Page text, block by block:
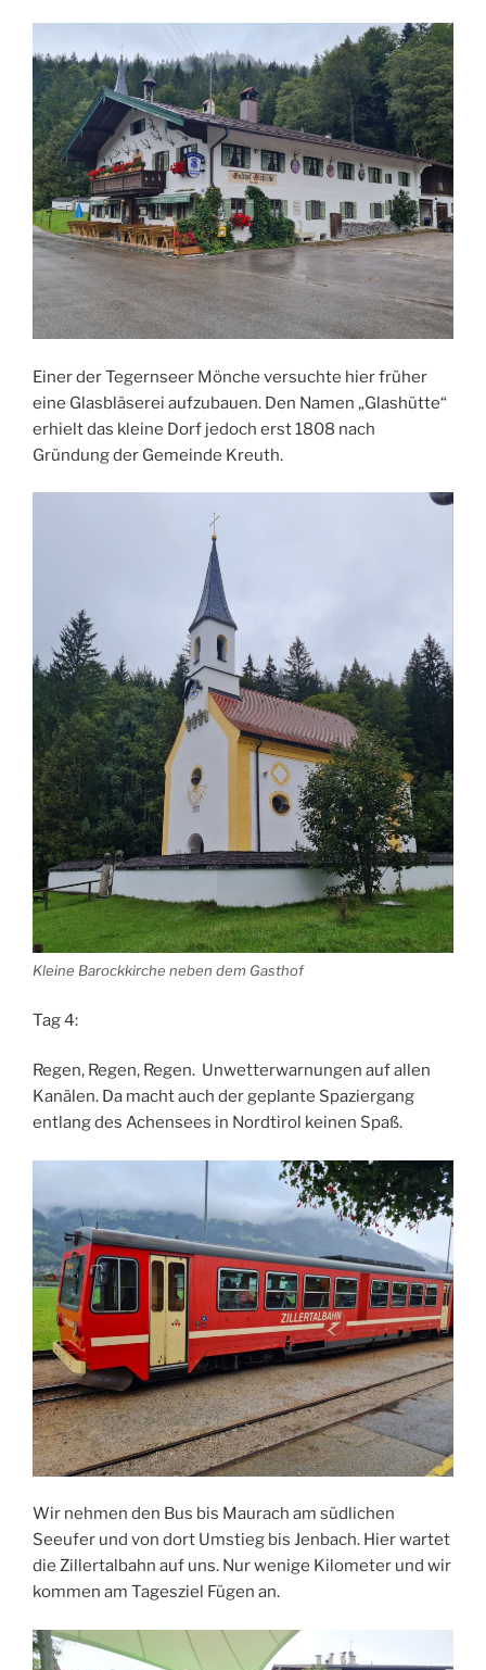
Einer der Tegernseer Mönche versuchte hier früher
eine Glasbläserei aufzubauen. Den Namen „Glashütte“
erhielt das kleine Dorf jedoch erst 1808 nach
Gründung der Gemeinde Kreuth.
Kleine Barockkirche neben dem Gasthof
Tag 4:
Regen, Regen, Regen. Unwetterwarnungen auf allen
Kanälen. Da macht auch der geplante Spaziergang
entlang des Achensees in Nordtirol keinen Spaß.
Wir nehmen den Bus bis Maurach am südlichen
Seeufer und von dort Umstieg bis Jenbach. Hier wartet
die Zillertalbahn auf uns. Nur wenige Kilometer und wir
kommen am Tagesziel Fügen an.